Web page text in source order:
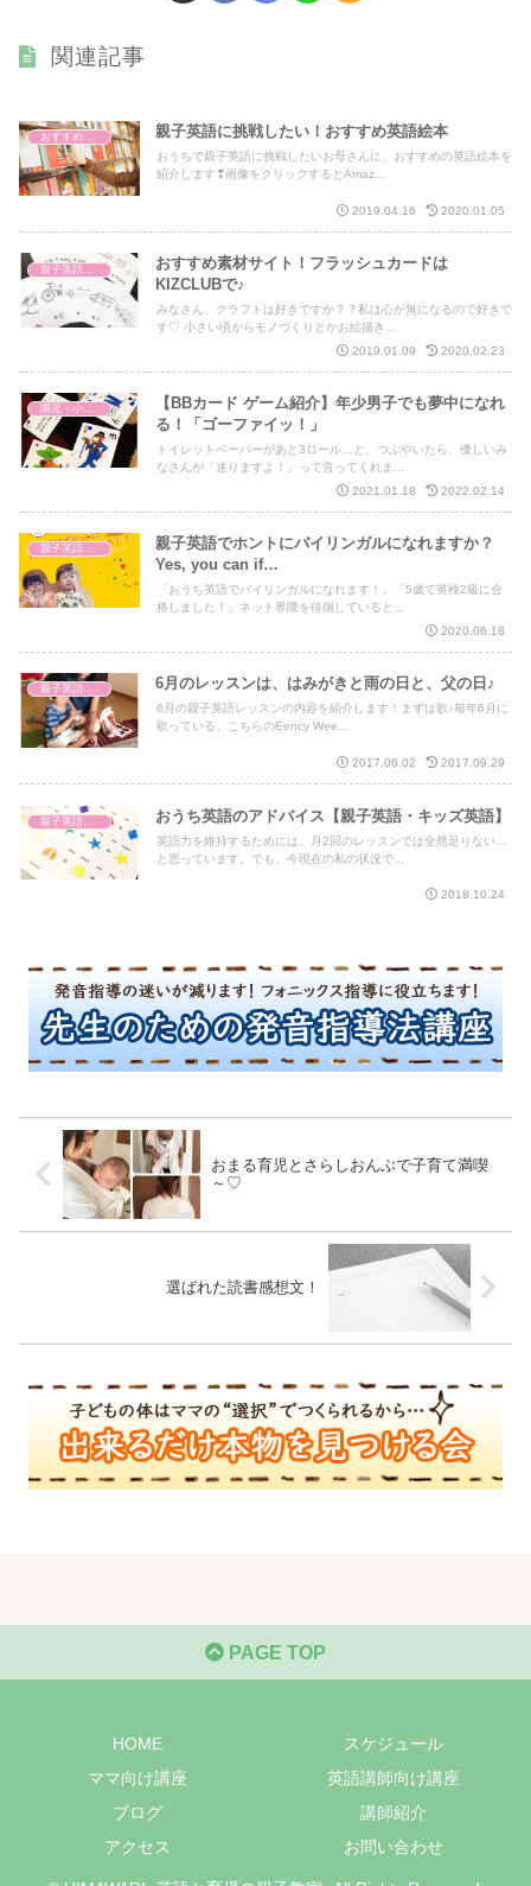
関連記事
おすすめ英語絵本 親子英語に挑戦したい！おすすめ英語絵本
おうちで親子英語に挑戦したいお母さんに、おすすめの英語絵本を
紹介します❣画像をクリックするとAmaz...
2019.04.16 2020.01.05
おすすめ素材サイト！フラッシュカードは
KIZCLUBで♪
みなさん、クラフトは好きですか？？私は心が無になるので好きで
す♡ 小さい頃からモノづくりとかお絵描き...
2019.01.09
2020.02.23
園児・小学生 キッズ英語
【BBカード ゲーム紹介】年少男子でも夢中になれ
る！「ゴーファイッ！」
トイレットペーパーがあと3ロール…と、つぶやいたら、優しいみ
なさんが「送りますよ！」って言ってくれま...
2021.01.18
2022.02.14
親子英語レッスン
親子英語でホントにバイリンガルになれますか？
Yes, you can if…
「おうち英語でバイリンガルになれます！」「5歳で英検2級に合
格しました！」ネット界隈を徘徊していると...
2020.06.18
親子英語レッスン 6月のレッスンは、はみがきと雨の日と、父の日♪
6月の親子英語レッスンの内容を紹介します！まずは歌♪毎年6月に
歌っている、こちらのEency Wee...
2017.06.02 2017.09.29
おうち英語のアドバイス【親子英語・キッズ英語】
英語力を維持するためには、月2回のレッスンでは全然足りない…
と思っています。でも、今現在の私の状況で...
2018.10.24
おまる育児とさらしおんぶで子育て満喫
～♡
選ばれた読書感想文！
PAGE TOP
HOME
スケジュール
ママ向け講座
英語講師向け講座
ブログ
講師紹介
アクセス
お問い合わせ